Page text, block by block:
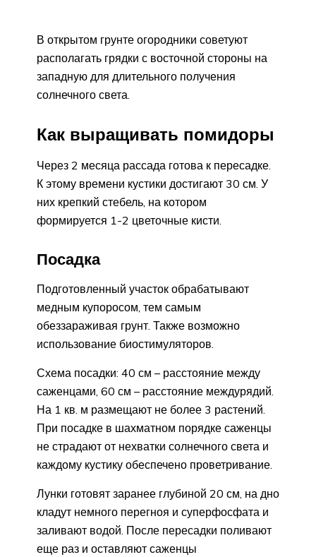
В открытом грунте огородники советуют
располагать грядки с восточной стороны на
западную для длительного получения
солнечного света.
Как выращивать помидоры
Через 2 месяца рассада готова к пересадке.
К этому времени кустики достигают 30 см. У
них крепкий стебель, на котором
формируется 1-2 цветочные кисти.
Посадка
Подготовленный участок обрабатывают
медным купоросом, тем самым
обеззараживая грунт. Также возможно
использование биостимуляторов.
Схема посадки: 40 см – расстояние между
саженцами, 60 см – расстояние междурядий.
На 1 кв. м размещают не более 3 растений.
При посадке в шахматном порядке саженцы
не страдают от нехватки солнечного света и
каждому кустику обеспечено проветривание.
Лунки готовят заранее глубиной 20 см, на дно
кладут немного перегноя и суперфосфата и
заливают водой. После пересадки поливают
еще раз и оставляют саженцы